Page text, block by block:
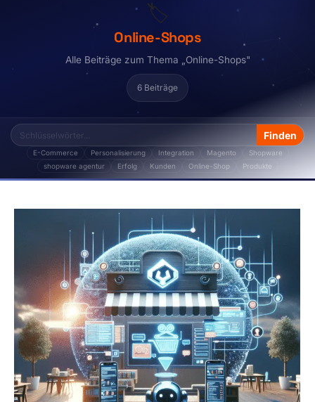
🏷️
Online-Shops
Alle Beiträge zum Thema „Online-Shops"
6 Beiträge
E-Commerce Personalisierung Integration Magento
Shopware
shopware agentur
Erfolg Kunden Online-Shop Produkte